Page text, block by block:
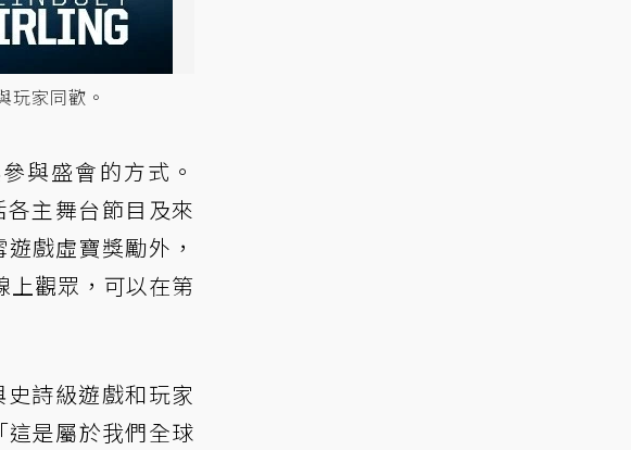
玩家同歡。
與盛會的方式。
主舞台節目及來
戲虛寶獎勵外，
上觀眾，可以在第
詩級遊戲和玩家
是屬於我們全球